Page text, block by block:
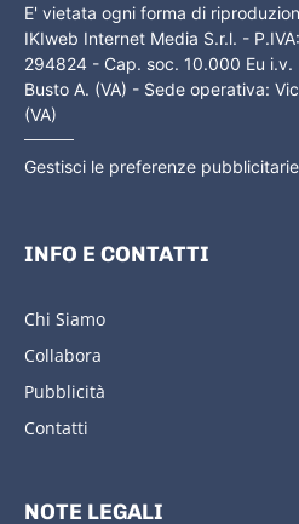
E' vietata ogni forma di
IKIweb Internet Media S.r.l. -
294824 - Cap. soc. 10.000 Eu i.v.
Busto A. (VA) - Sede operativa:
(VA)
Gestisci le preferenze pubblicitarie
INFO E CONTATTI
Chi Siamo
Collabora
Pubblicità
Contatti
NOTE LEGALI